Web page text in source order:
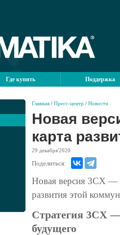
Где купить Поддержка
Главная / Пресс-центр / Новости
Новая
карта
29 декабря'2020
Поделиться:
Новая версия 3CX —
развития этой
Стратегия 3CX
будущего